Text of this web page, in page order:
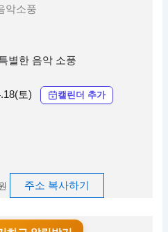
악소풍
별한 음악 소풍
토) 캘린더 추가
주소 복사하기